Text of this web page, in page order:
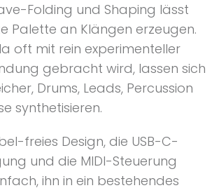
Folding und Shaping lässt
Palette an Klängen erzeugen.
oft mit rein experimenteller
gebracht wird, lassen sich
Drums, Leads, Percussion
synthetisieren.
freies Design, die USB-C-
und die MIDI-Steuerung
ihn in ein bestehendes